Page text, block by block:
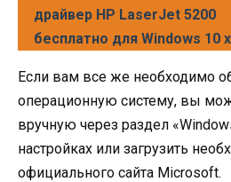
драйвер HP LaserJet 5200
бесплатно для Windows 10
Если вам все же необходимо
операционную систему, вы
вручную через раздел
настройках или загрузить
официального сайта Microsoft.